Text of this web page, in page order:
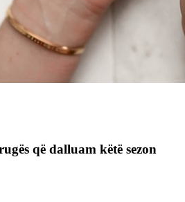
që dalluam këtë sezon